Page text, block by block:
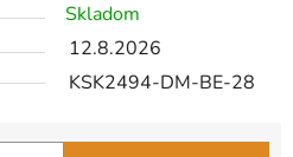
Skladom
12.8.2026
KSK2494-DM-BE-28